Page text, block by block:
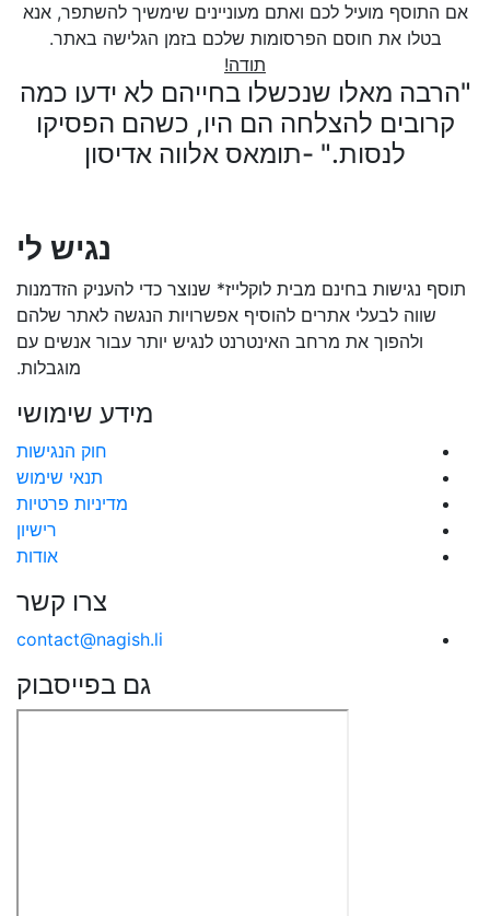
אם התוסף מועיל לכם ואתם מעוניינים שימשיך להשתפר, אנא
בטלו את חוסם הפרסומות שלכם בזמן הגלישה באתר.
תודה!
"הרבה מאלו שנכשלו בחייהם לא ידעו כמה
קרובים להצלחה הם היו, כשהם הפסיקו
לנסות." -תומאס אלווה אדיסון
נגיש לי
תוסף נגישות בחינם מבית לוקלייז* שנוצר כדי להעניק הזדמנות
שווה לבעלי אתרים להוסיף אפשרויות הנגשה לאתר שלהם
ולהפוך את מרחב האינטרנט לנגיש יותר עבור אנשים עם
מוגבלות.
מידע שימושי
חוק הנגישות
תנאי שימוש
מדיניות פרטיות
רישיון
אודות
צרו קשר
contact@nagish.li
גם בפייסבוק